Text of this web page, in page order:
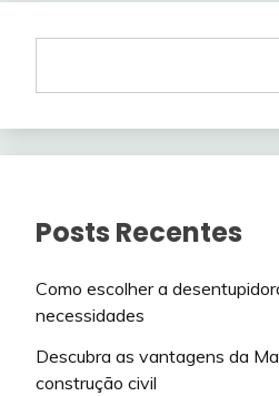
Posts Recentes
Como escolher a
necessidades
Descubra as vantagens da
construção civil